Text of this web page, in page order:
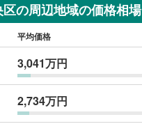
の周辺地域の価格相場
平均価格
3,041万円
2,734万円